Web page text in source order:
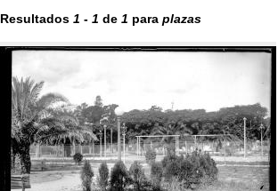
Resultados 1 - 1 de 1 para plazas